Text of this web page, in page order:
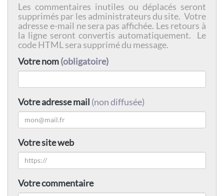
Les commentaires inutiles ou déplacés seront
supprimés par les administrateurs du site. Votre
adresse e-mail ne sera pas affichée. Les retours à
la ligne seront convertis automatiquement. Le
code HTML sera supprimé du message.
Votre nom(obligatoire)
Votre adresse mail (non diffusée)
Votre site web
Votre commentaire